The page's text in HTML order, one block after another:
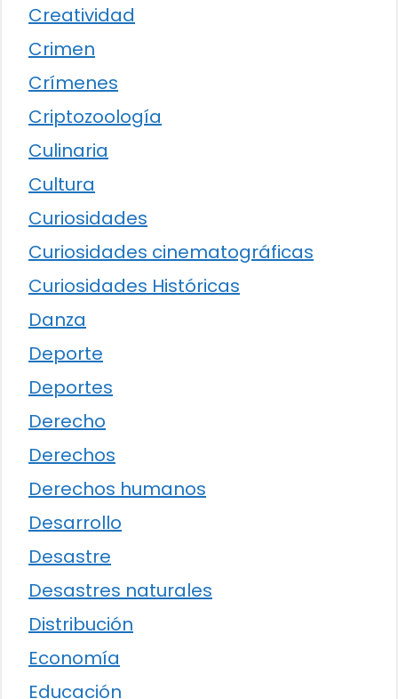
Creatividad
Crimen
Crímenes
Criptozoología
Culinaria
Cultura
Curiosidades
Curiosidades cinematográficas
Curiosidades Históricas
Danza
Deporte
Deportes
Derecho
Derechos
Derechos humanos
Desarrollo
Desastre
Desastres naturales
Distribución
Economía
Educación